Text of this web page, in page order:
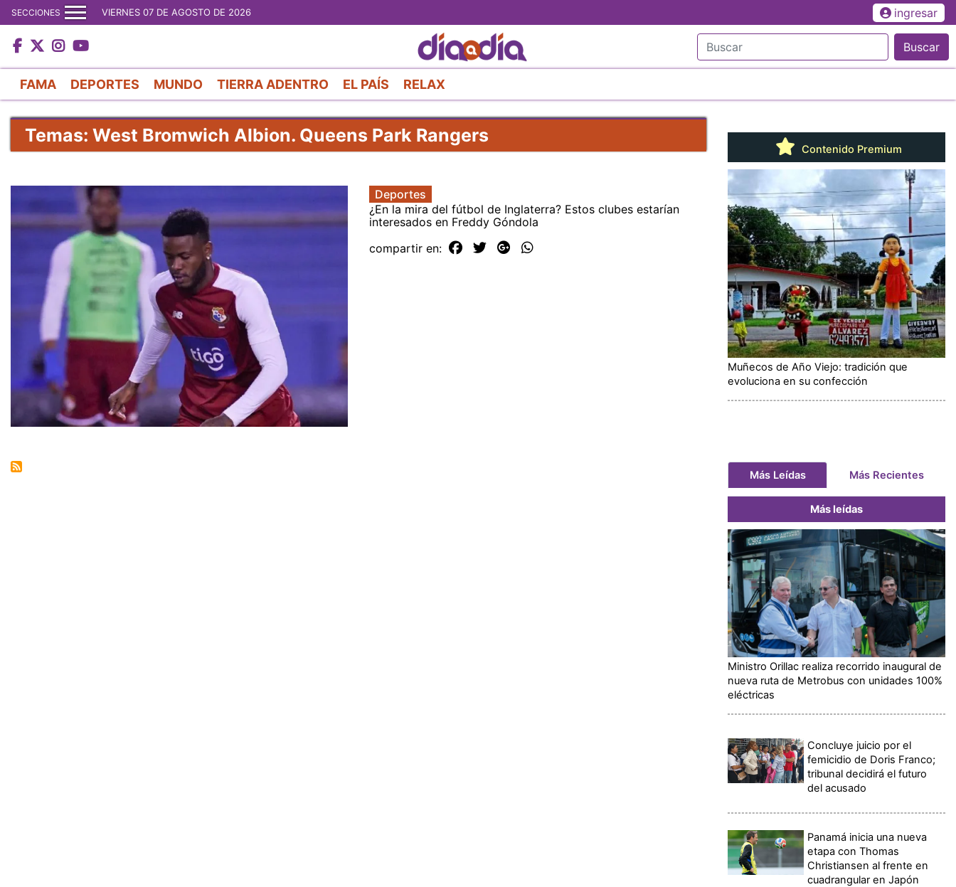
al
contenido
principal
SECCIONES VIERNES 07 DE AGOSTO DE 2026 ingresar
Buscar
FAMA DEPORTES MUNDO TIERRA ADENTRO EL PAÍS RELAX
Temas: West Bromwich Albion. Queens Park Rangers
Deportes
¿En la mira del fútbol de Inglaterra? Estos clubes estarían
interesados en Freddy Góndola
compartir en:
Contenido Premium
Muñecos de Año Viejo: tradición que
evoluciona en su confección
Más Leídas Más Recientes
Más leídas
Ministro Orillac realiza recorrido inaugural de
nueva ruta de Metrobus con unidades 100%
eléctricas
Concluye juicio por el
femicidio de Doris Franco;
tribunal decidirá el futuro
del acusado
Panamá inicia una nueva
etapa con Thomas
Christiansen al frente en
cuadrangular en Japón